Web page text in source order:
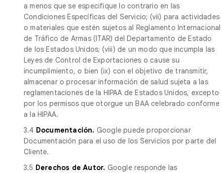
a menos que se especifique lo contrario en las
Condiciones Específicas del Servicio; (vii) para actividades
o materiales que estén sujetos al Reglamento Internacional
de Tráfico de Armas (ITAR) del Departamento de Estado
de los Estados Unidos; (viii) de un modo que incumpla las
Leyes de Control de Exportaciones o cause su
incumplimiento, o bien (ix) con el objetivo de transmitir,
almacenar o procesar información de salud sujeta a las
reglamentaciones de la HIPAA de Estados Unidos, excepto
por los permisos que otorgue un BAA celebrado conforme
a la HIPAA.
3.4 Documentación. Google puede proporcionar
Documentación para el uso de los Servicios por parte del
Cliente.
3.5 Derechos de Autor. Google responde las